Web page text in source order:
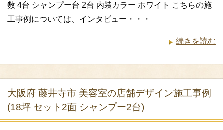
数 4台 シャンプー台 2台 内装カラー ホワイト こちらの施
工事例については、インタビュー・・・
続きを読む
大阪府 藤井寺市 美容室の店舗デザイン施工事例
(18坪 セット2面 シャンプー2台)